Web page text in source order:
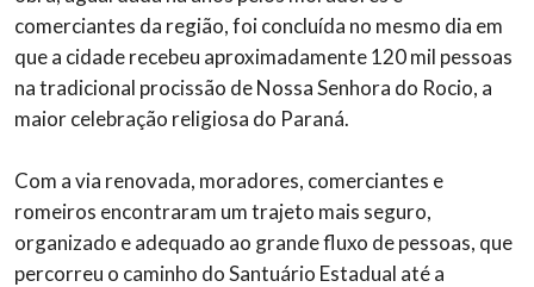
comerciantes da região, foi concluída no mesmo dia em
que a cidade recebeu aproximadamente 120 mil pessoas
na tradicional procissão de Nossa Senhora do Rocio, a
maior celebração religiosa do Paraná.
Com a via renovada, moradores, comerciantes e
romeiros encontraram um trajeto mais seguro,
organizado e adequado ao grande fluxo de pessoas, que
percorreu o caminho do Santuário Estadual até a